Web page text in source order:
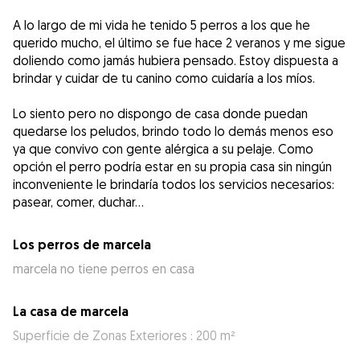
A lo largo de mi vida he tenido 5 perros a los que he
querido mucho, el último se fue hace 2 veranos y me sigue
doliendo como jamás hubiera pensado. Estoy dispuesta a
brindar y cuidar de tu canino como cuidaría a los míos.
Lo siento pero no dispongo de casa donde puedan
quedarse los peludos, brindo todo lo demás menos eso
ya que convivo con gente alérgica a su pelaje. Como
opción el perro podría estar en su propia casa sin ningún
inconveniente le brindaría todos los servicios necesarios:
pasear, comer, duchar…
Los perros de marcela
marcela no tiene perros en casa
La casa de marcela
Superficie de Zonas Exteriores : 200 m²